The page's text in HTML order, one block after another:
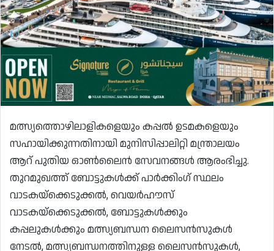
മത്സ്യത്തൊഴിലാളികളെയും കപ്പൽ ഉടമകളെയും
സഹായിക്കുന്നതിനായി മുനിസിപ്പാലിറ്റി മന്ത്രാലയം
ആറ് പുതിയ ഓൺലൈൻ സേവനങ്ങൾ ആരംഭിച്ചു.
തുറമുഖത്ത് ബോട്ടുകൾക്ക് പാർക്കിംഗ് സ്ഥലം
വാടകയ്‌ക്കെടുക്കൽ, വെയർഹൗസ്
വാടകയ്‌ക്കെടുക്കൽ, ബോട്ടുകൾക്കും
കപ്പലുകൾക്കും മത്സ്യബന്ധന ലൈസൻസുകൾ
നേടൽ, മത്സ്യബന്ധനത്തിനുള്ള ലൈസൻസുകൾ,